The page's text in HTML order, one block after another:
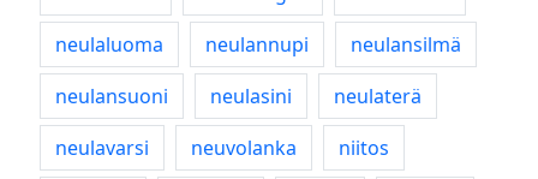
neulaluoma
neulannupi
neulansilmä
neulansuoni
neulasini
neulaterä
neulavarsi
neuvolanka
niitos